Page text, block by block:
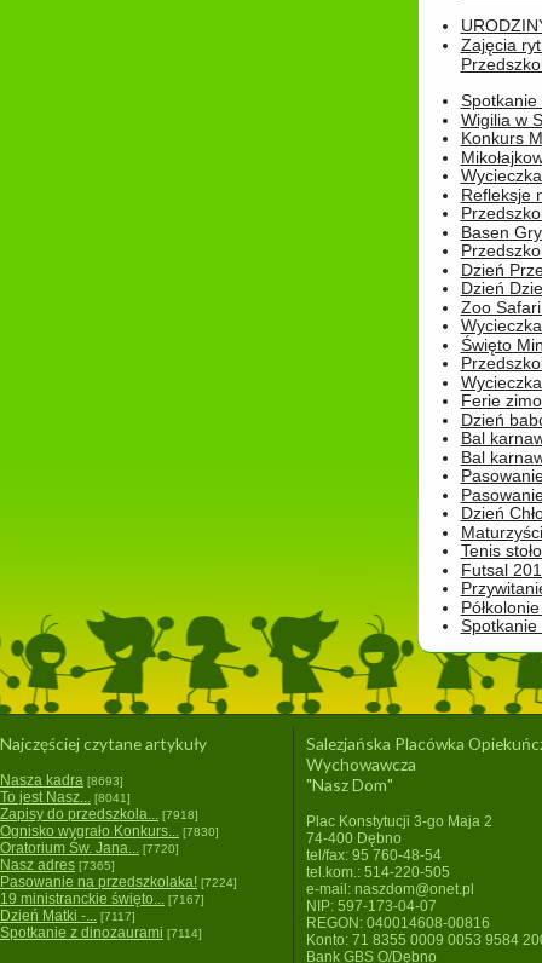
Zajęcia
Spotkanie
Wigilia w
Konkurs
Refleksje
Basen
Dzień
Dzień
Zoo
Święto
Ferie
Dzień
Bal
Bal
Dzień
Tenis
Futsal
Najczęściej czytane artykuły
Nasza kadra [8693]
To jest Nasz... [8041]
Zapisy do przedszkola... [7918]
Ognisko wygrało Konkurs... [7830]
Oratorium Św. Jana... [7720]
Nasz adres [7365]
Pasowanie na przedszkolaka! [7224]
19 ministranckie święto... [7167]
Dzień Matki -... [7117]
Spotkanie z dinozaurami [7114]
Salezjańska Placówka
Wychowawcza
"Nasz Dom"
Plac Konstytucji 3-go Maja 2
74-400 Dębno
tel/fax: 95 760-48-54
tel.kom.: 514-220-505
e-mail: naszdom@onet.pl
NIP: 597-173-04-07
REGON: 040014608-00816
Konto: 71 8355 0009 0053 9584
Bank GBS O/Dębno